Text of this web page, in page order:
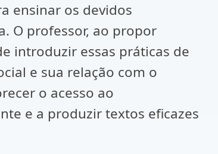
ensinar os devidos
O professor, ao propor
introduzir essas práticas de
e sua relação com o
o acesso ao
e a produzir textos eficazes